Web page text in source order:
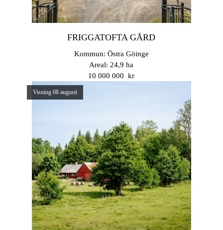
FRIGGATOFTA GÅRD
Kommun: Östra Göinge
Areal: 24,9 ha
10 000 000 kr
Visning 08 augusti